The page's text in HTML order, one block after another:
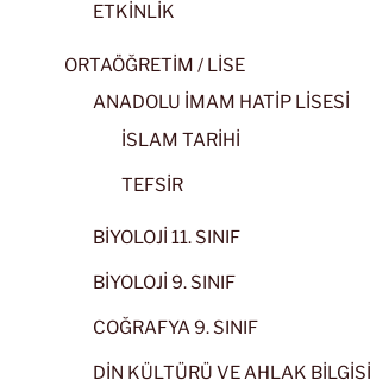
ETKİNLİK
ORTAÖĞRETİM / LİSE
ANADOLU İMAM HATİP LİSESİ
İSLAM TARİHİ
TEFSİR
BİYOLOJİ 11. SINIF
BİYOLOJİ 9. SINIF
COĞRAFYA 9. SINIF
DİN KÜLTÜRÜ VE AHLAK